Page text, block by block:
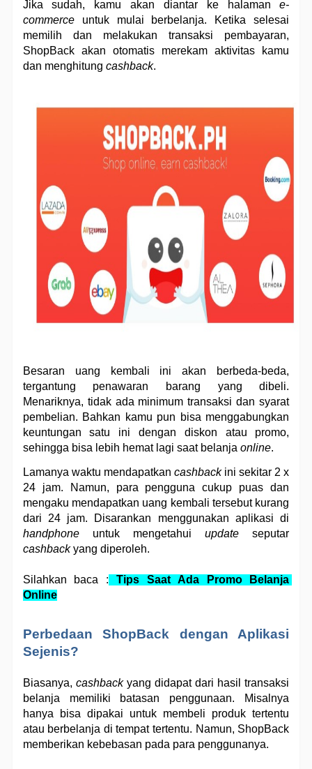
Jika sudah, kamu akan diantar ke halaman e-
commerce untuk mulai berbelanja. Ketika selesai
memilih dan melakukan transaksi pembayaran,
ShopBack akan otomatis merekam aktivitas kamu
dan menghitung cashback.
Besaran uang kembali ini akan berbeda-beda,
tergantung penawaran barang yang dibeli.
Menariknya, tidak ada minimum transaksi dan syarat
pembelian. Bahkan kamu pun bisa menggabungkan
keuntungan satu ini dengan diskon atau promo,
sehingga bisa lebih hemat lagi saat belanja online.
Lamanya waktu mendapatkan cashback ini sekitar 2 x
24 jam. Namun, para pengguna cukup puas dan
mengaku mendapatkan uang kembali tersebut kurang
handphone untuk mengetahui update
cashback yang diperoleh.
Silahkan baca :
Tips Saat Ada Promo Belanja
Online
Perbedaan ShopBack dengan Aplikasi
Sejenis?
Biasanya, cashback yang didapat dari hasil transaksi
belanja memiliki batasan penggunaan. Misalnya
hanya bisa dipakai untuk membeli produk tertentu
atau berbelanja di tempat tertentu. Namun, ShopBack
memberikan kebebasan pada para penggunanya.